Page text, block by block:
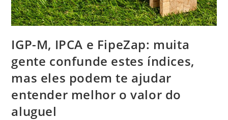
IGP-M, IPCA e FipeZap: muita
gente confunde estes índices,
mas eles podem te ajudar
entender melhor o valor do
aluguel